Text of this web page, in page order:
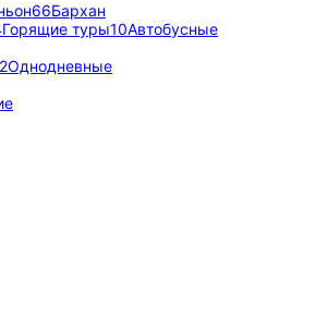
66Бархан
Горящие туры10Автобусные
Однодневные